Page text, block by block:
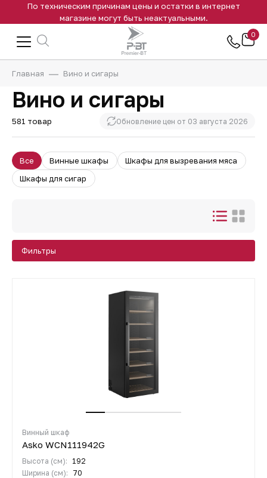
По техническим причинам цены и остатки в интернет
магазине могут быть неактуальными.
0
Главная Вино и сигары
Вино и сигары
581 товар Обновление цен от 03 августа 2026
Все Винные шкафы
Шкафы для вызревания мяса
Шкафы для сигар
Винный шкаф
Asko WCN111942G
Высота (см):
192
Ширина (см):
70
Фильтры